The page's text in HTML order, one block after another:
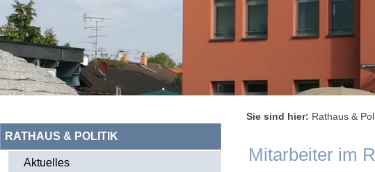
RATHAUS & POLITIK
Aktuelles
Sie sind hier: Rathaus &
Mitarbeiter im